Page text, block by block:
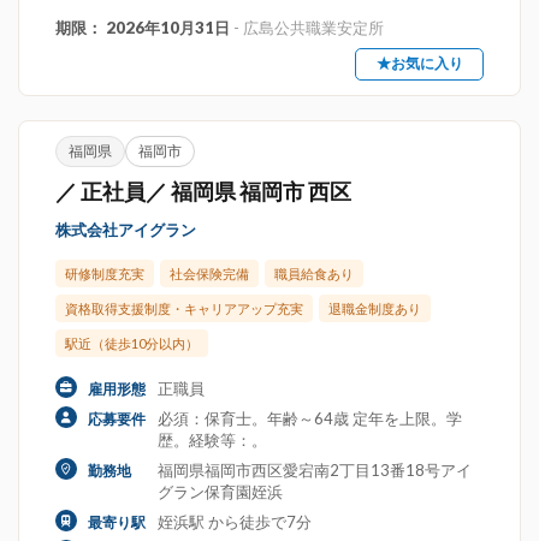
期限： 2026年10月31日 - 広島公共職業安定所
★お気に入り
福岡県 福岡市
／ 正社員／ 福岡県 福岡市 西区
株式会社アイグラン
研修制度充実 社会保険完備 職員給食あり
資格取得支援制度・キャリアアップ充実 退職金制度あり
駅近（徒歩10分以内）
雇用形態 正職員
応募要件
必須：保育士。年齢～64歳 定年を上限。学
歴。経験等：。
勤務地
福岡県福岡市西区愛宕南2丁目13番18号アイ
グラン保育園姪浜
最寄り駅 姪浜駅 から徒歩で7分